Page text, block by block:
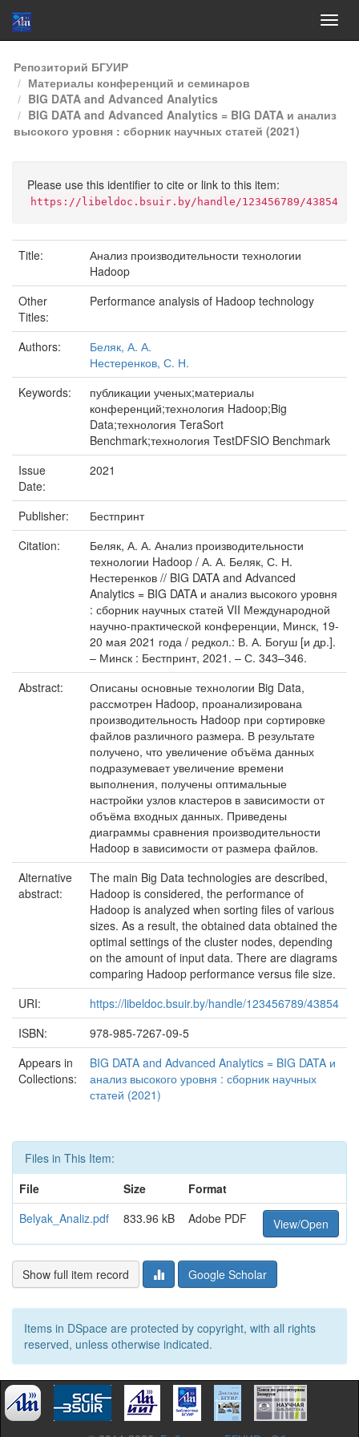
Skip
navigation
Репозиторий БГУИР
Материалы конференций и семинаров
BIG DATA and Advanced Analytics
BIG DATA and Advanced Analytics = BIG DATA и анализ
высокого уровня : сборник научных статей (2021)
Please use this identifier to cite or link to this item:
https://libeldoc.bsuir.by/handle/123456789/43854
Title:
Анализ производительности технологии
Hadoop
Other
Titles:
Performance analysis of Hadoop technology
Authors:
Беляк, А. А.
Нестеренков, С. Н.
Keywords:
публикации ученых;материалы
конференций;технология Hadoop;Big
Data;технология TeraSort
Benchmark;технология TestDFSIO Benchmark
Issue
Date:
2021
Publisher:
Бестпринт
Citation:
Беляк, А. А. Анализ производительности
технологии Hadoop / А. А. Беляк, С. Н.
Нестеренков // BIG DATA and Advanced
Analytics = BIG DATA и анализ высокого уровня
: сборник научных статей VII Международной
научно-практической конференции, Минск, 19-
20 мая 2021 года / редкол.: В. А. Богуш [и др.].
– Минск : Бестпринт, 2021. – С. 343–346.
Abstract:
Описаны основные технологии Big Data,
рассмотрен Hadoop, проанализирована
производительность Hadoop при сортировке
файлов различного размера. В результате
получено, что увеличение объёма данных
подразумевает увеличение времени
выполнения, получены оптимальные
настройки узлов кластеров в зависимости от
объёма входных данных. Приведены
диаграммы сравнения производительности
Hadoop в зависимости от размера файлов.
Alternative
abstract:
The main Big Data technologies are described,
Hadoop is considered, the performance of
Hadoop is analyzed when sorting files of various
sizes. As a result, the obtained data obtained the
optimal settings of the cluster nodes, depending
on the amount of input data. There are diagrams
comparing Hadoop performance versus file size.
URI:
https://libeldoc.bsuir.by/handle/123456789/43854
ISBN:
978-985-7267-09-5
Appears in
Collections:
BIG DATA and Advanced Analytics = BIG DATA и
анализ высокого уровня : сборник научных
статей (2021)
Files in This Item:
File
Size
Format
Belyak_Analiz.pdf
833.96 kB Adobe PDF View/Open
Show full item record Google Scholar
Items in DSpace are protected by copyright, with all rights
reserved, unless otherwise indicated.